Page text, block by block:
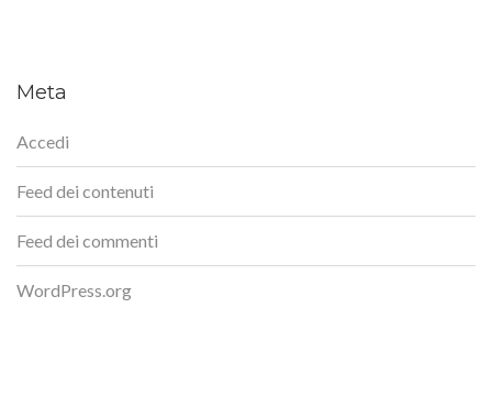
Meta
Accedi
Feed dei contenuti
Feed dei commenti
WordPress.org